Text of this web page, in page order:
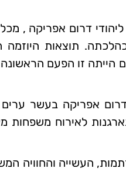
דרום אפריקה ,
תוצאות היוזמה
הייתה זו הפעם
אפריקה בעשר ערים
לאירוח משפחות
העשייה והחוויה